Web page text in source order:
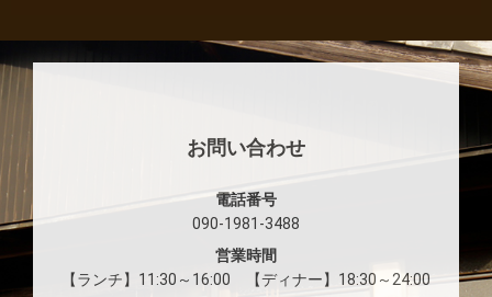
お問い合わせ
電話番号
090-1981-3488
営業時間
【ランチ】11:30～16:00 【ディナー】18:30～24:00